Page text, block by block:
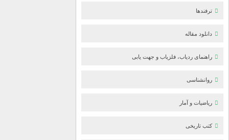
ترفندها
دانلود مقاله
راهنمای ردیاب، فلزیاب و جهت یابی
روانشناسی
ریاضیات و آمار
کتب تاریخی